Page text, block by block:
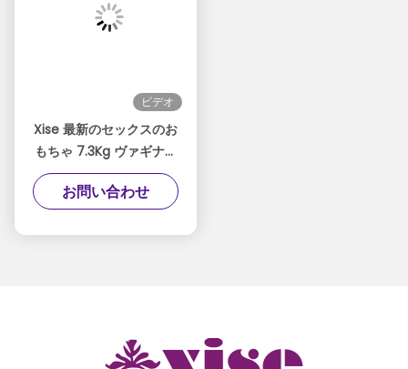
ビデオ
Xise 最新のセックスのお
もちゃ 7.3Kg ヴァギナ吸
い 振動するセックスの人
形 半身の愛人形
お問い合わせ